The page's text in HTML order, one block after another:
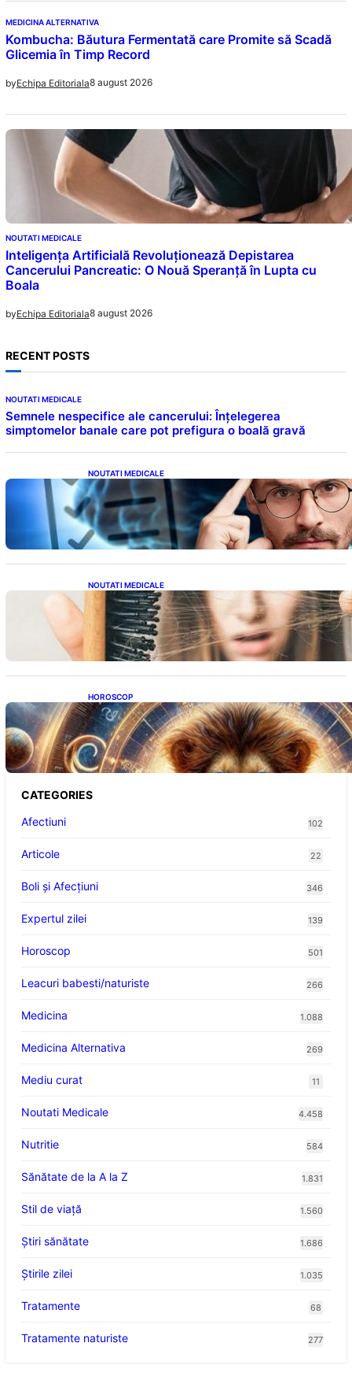
MEDICINA ALTERNATIVA
Kombucha: Băutura Fermentată care Promite să Scadă
Glicemia în Timp Record
byEchipa Editoriala8 august 2026
NOUTATI MEDICALE
Inteligența Artificială Revoluționează Depistarea
Cancerului Pancreatic: O Nouă Speranță în Lupta cu
Boala
byEchipa Editoriala8 august 2026
RECENT POSTS
NOUTATI MEDICALE
Semnele nespecifice ale cancerului: Înțelegerea
simptomelor banale care pot prefigura o boală gravă
NOUTATI MEDICALE
Inteligența dincolo de note: Semnele unui IQ
ridicat care nu țin de școală
NOUTATI MEDICALE
Semnele unei deficiențe de proteine:
Impactul asupra sănătății tale
HOROSCOP
Portalul Leului 8/8: Oportunități de
Abundență pentru Cinci Zodii în 2026
CATEGORIES
Afectiuni
102
Articole 22
Boli și Afecțiuni 346
Expertul zilei 139
Horoscop 501
Leacuri babesti/naturiste 266
Medicina 1.088
Medicina Alternativa 269
Mediu curat 11
Noutati Medicale 4.458
Nutritie 584
Sănătate de la A la Z 1.831
Stil de viaţă 1.560
Ştiri sănătate 1.686
Știrile zilei 1.035
Tratamente 68
Tratamente naturiste 277